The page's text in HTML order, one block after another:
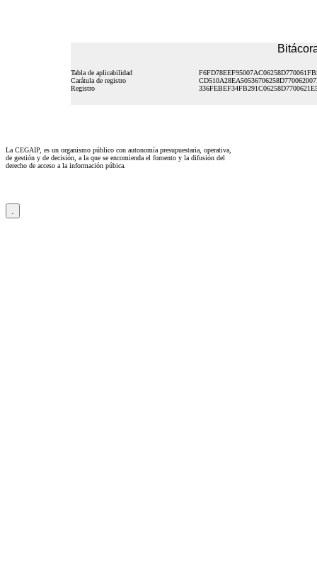
Tabla de aplicabilidad
Carátula de registro
Registro
La CEGAIP, es un organismo público con autonomía presupuestaria, operativa,
de gestión y de decisión, a la que se encomienda el fomento y la difusión del
derecho de acceso a la información púbica.